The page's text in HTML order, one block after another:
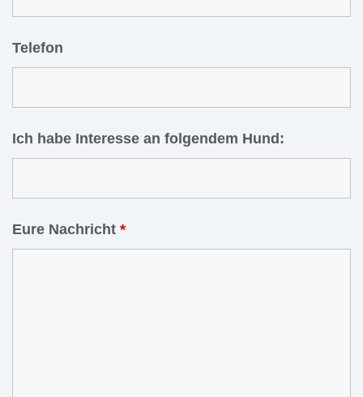
Telefon
Ich habe Interesse an folgendem Hund:
Eure Nachricht *